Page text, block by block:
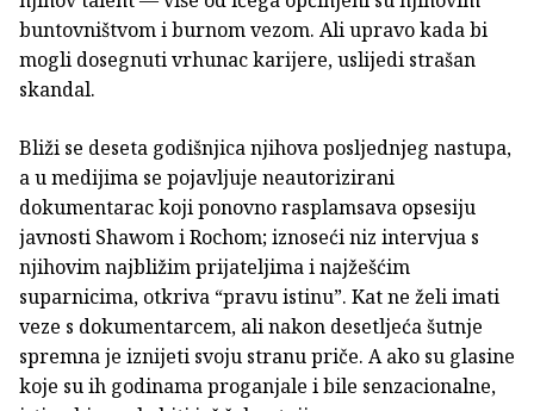
buntovništvom i burnom vezom. Ali upravo kada bi
mogli dosegnuti vrhunac karijere, uslijedi strašan
skandal.
Bliži se deseta godišnjica njihova posljednjeg nastupa,
a u medijima se pojavljuje neautorizirani
dokumentarac koji ponovno rasplamsava opsesiju
javnosti Shawom i Rochom; iznoseći niz intervjua s
njihovim najbližim prijateljima i najžešćim
suparnicima, otkriva “pravu istinu”. Kat ne želi imati
veze s dokumentarcem, ali nakon desetljeća šutnje
spremna je iznijeti svoju stranu priče. A ako su glasine
koje su ih godinama proganjale i bile senzacionalne,